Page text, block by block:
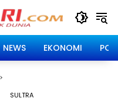
NEWS EKONOMI
SULTRA